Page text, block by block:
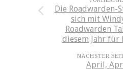
Die
sich mit
Roadwarden
diesem Jahr für
NÄCHSTER
April,